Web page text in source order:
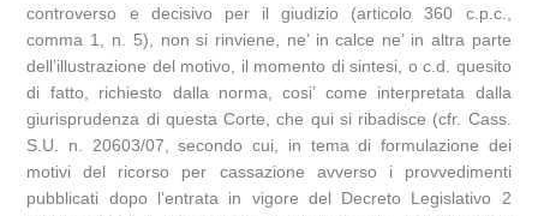
controverso e decisivo per il giudizio (articolo 360 c.p.c.,
comma 1, n. 5), non si rinviene, ne’ in calce ne’ in altra parte
dell’illustrazione del motivo, il momento di sintesi, o c.d. quesito
di fatto, richiesto dalla norma, cosi’ come interpretata dalla
giurisprudenza di questa Corte, che qui si ribadisce (cfr. Cass.
S.U. n. 20603/07, secondo cui, in tema di formulazione dei
motivi del ricorso per cassazione avverso i provvedimenti
pubblicati dopo l’entrata in vigore del Decreto Legislativo 2